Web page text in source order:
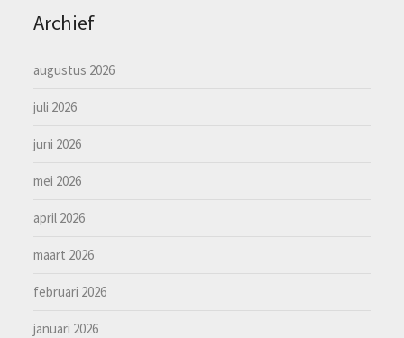
Archief
augustus 2026
juli 2026
juni 2026
mei 2026
april 2026
maart 2026
februari 2026
januari 2026